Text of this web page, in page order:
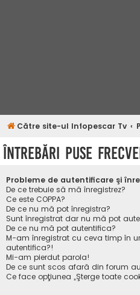
Către site-ul Infopescar Tv
Întrebări puse
Probleme de autentificare şi
De ce trebuie să mă înregistrez?
Ce este COPPA?
De ce nu mă pot înregistra?
Sunt înregistrat dar nu mă pot
De ce nu mă pot autentifica?
M-am înregistrat cu ceva timp în
autentifica?!
Mi-am pierdut parola!
De ce sunt scos afară din forum
Ce face opţiunea „Şterge toate